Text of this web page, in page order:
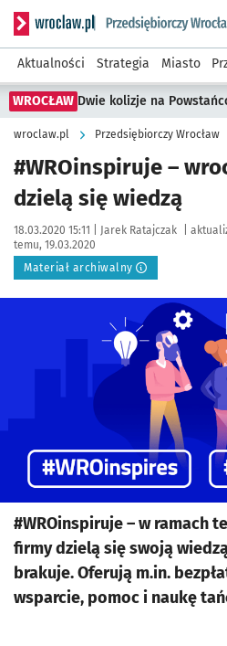
Serwis informacyjny wroclaw.pl
Aktualności Strategia Miasto
WROCŁAW Dwie kolizje na
wroclaw.pl Przedsiębiorczy Wrocław
#WROinspiruje –
dzielą się wiedzą
Data publikacji:
18.03.2020 15:11 | Autor:
Jarek Ratajczak
temu, 19.03.2020
Materiał archiwalny
#WROinspiruje – w ramach
firmy dzielą się swoją
brakuje. Oferują m.in.
wsparcie, pomoc i naukę